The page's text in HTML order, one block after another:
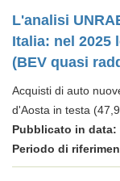
L'analisi
Italia: nel 2025
(BEV quasi
Acquisti di auto
d'Aosta in testa
Pubblicato in data:
Periodo di